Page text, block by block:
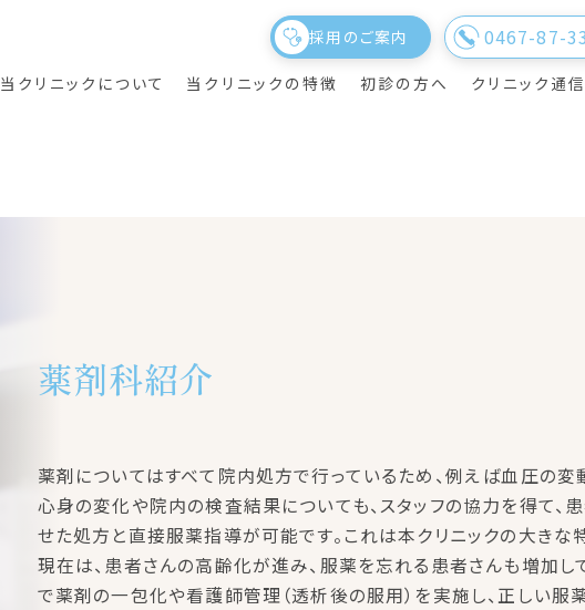
採用のご案内 0467-87-
当クリニックについて
院内施設の紹介・フロアガイド
当クリニックの特徴
透析サポート
初診の方へ
受診される方へ
クリニック通信
薬剤科紹介
薬剤についてはすべて院内処方で行っているため、例えば血圧の
心身の変化や院内の検査結果についても、スタッフの協力を得て、
せた処方と直接服薬指導が可能です。これは本クリニックの大きな
現在は、患者さんの高齢化が進み、服薬を忘れる患者さんも増加し
で薬剤の一包化や看護師管理（透析後の服用）を実施し、正しい服